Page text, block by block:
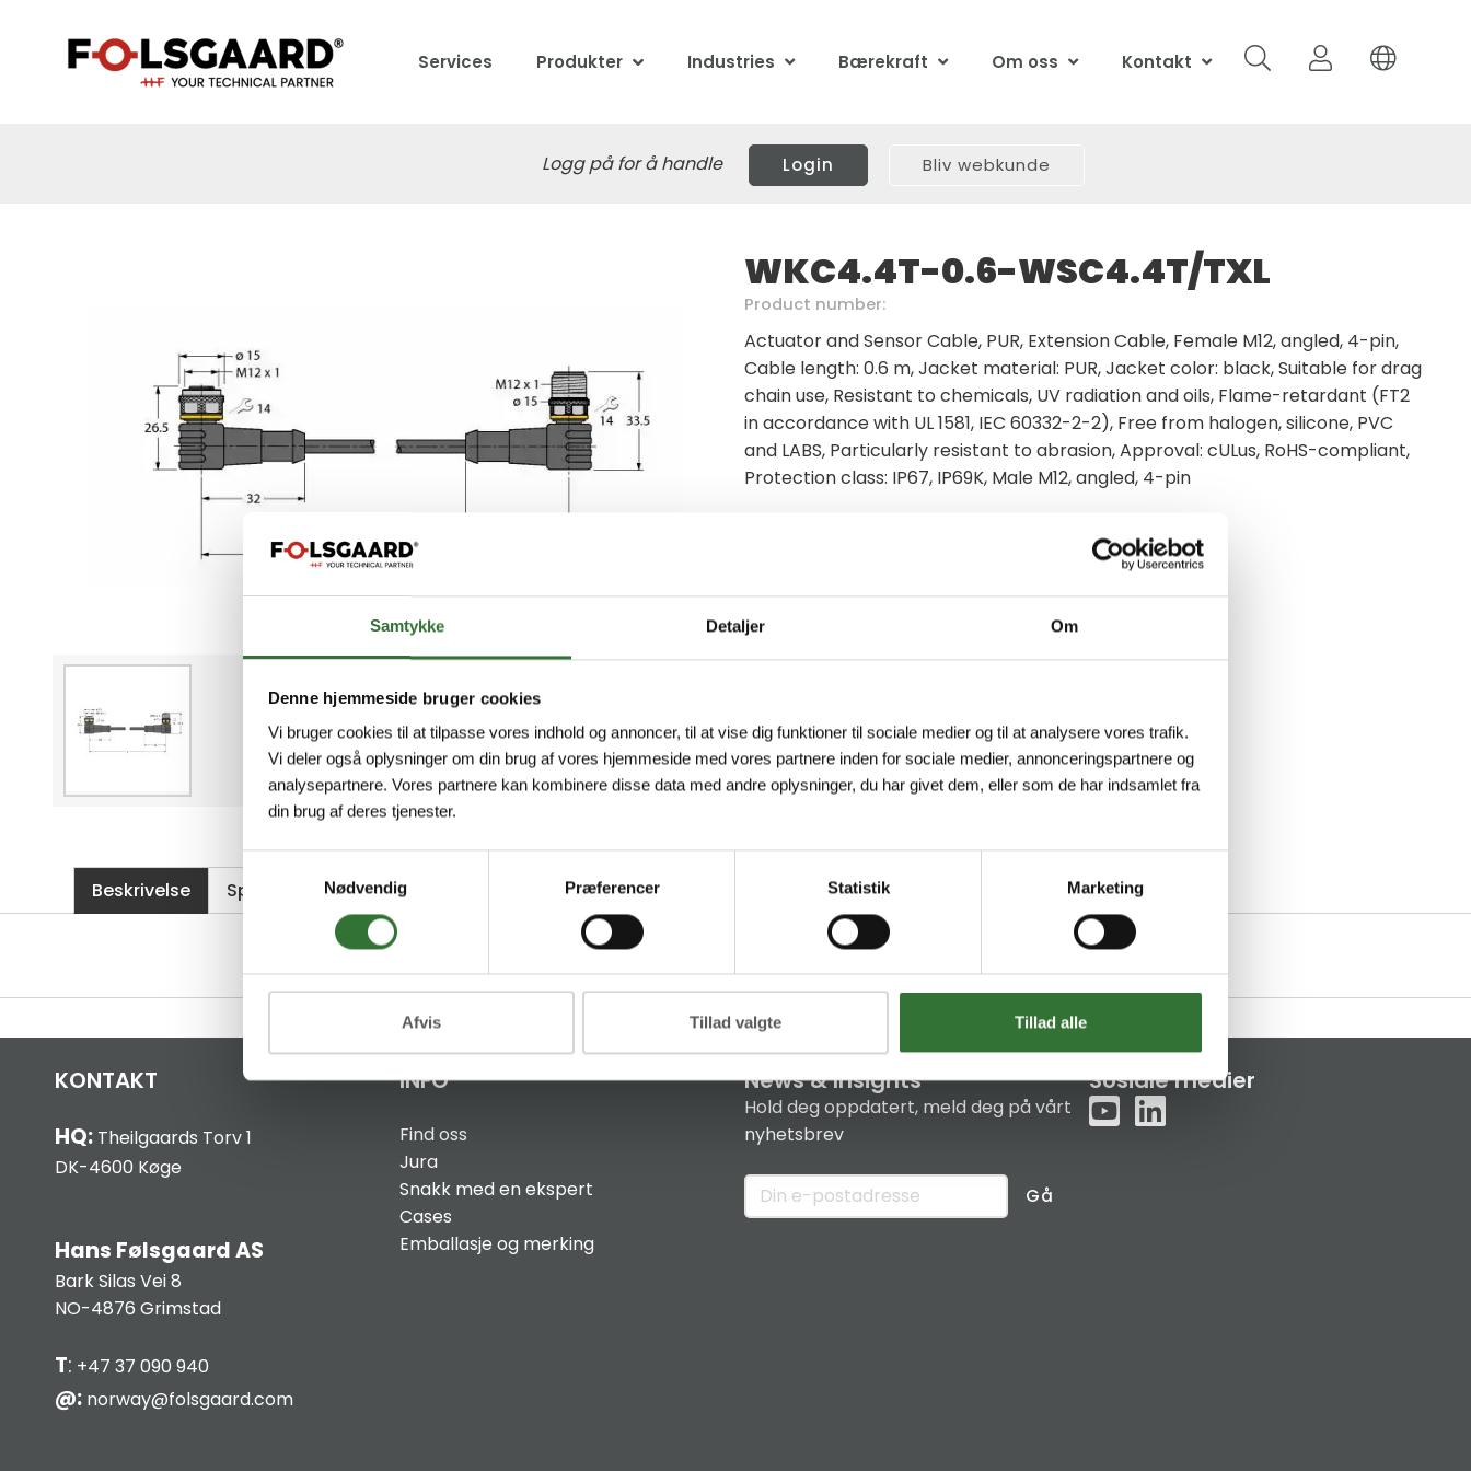
Samtykke Detaljer Om
Denne hjemmeside bruger cookies
Vi bruger cookies til at tilpasse vores indhold og annoncer, til at vise dig funktioner til sociale medier og til at analysere vores trafik.
Vi deler også oplysninger om din brug af vores hjemmeside med vores partnere inden for sociale medier, annonceringspartnere og
analysepartnere. Vores partnere kan kombinere disse data med andre oplysninger, du har givet dem, eller som de har indsamlet fra
din brug af deres tjenester.
Nødvendig
Præferencer Statistik Marketing
Afvis Tillad valgte Tillad alle
Services Produkter Industries Bærekraft Om oss Kontakt
Logg på for å handle Login Bliv webkunde
WKC4.4T-0.6-WSC4.4T/TXL
Product number:
Actuator and Sensor Cable, PUR, Extension Cable, Female M12, angled, 4-pin,
Cable length: 0.6 m, Jacket material: PUR, Jacket color: black, Suitable for drag
chain use, Resistant to chemicals, UV radiation and oils, Flame-retardant (FT2
in accordance with UL 1581, IEC 60332-2-2), Free from halogen, silicone, PVC
and LABS, Particularly resistant to abrasion, Approval: cULus, RoHS-compliant,
Protection class: IP67, IP69K, Male M12, angled, 4-pin
Beskrivelse Spesifikasjoner Filer
KONTAKT
HQ:Theilgaards Torv 1
DK-4600 Køge
Hans Følsgaard AS
Bark Silas Vei 8
NO-4876 Grimstad
T: +47 37 090 940
@:norway@folsgaard.com
INFO
Find oss
Jura
Snakk med en ekspert
Cases
Emballasje og merking
News & Insights
Hold deg oppdatert, meld deg på vårt
nyhetsbrev
Gå
Sosiale medier